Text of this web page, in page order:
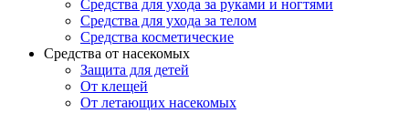
Средства для ухода за руками и ногтями
Средства для ухода за телом
Средства косметические
Средства от насекомых
Защита для детей
От клещей
От летающих насекомых